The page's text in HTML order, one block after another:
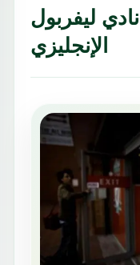
ليفربول
الإنجليزي